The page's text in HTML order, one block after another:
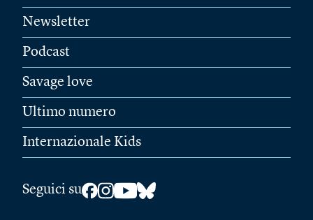
Newsletter
Podcast
Savage love
Ultimo numero
Internazionale Kids
Seguici su